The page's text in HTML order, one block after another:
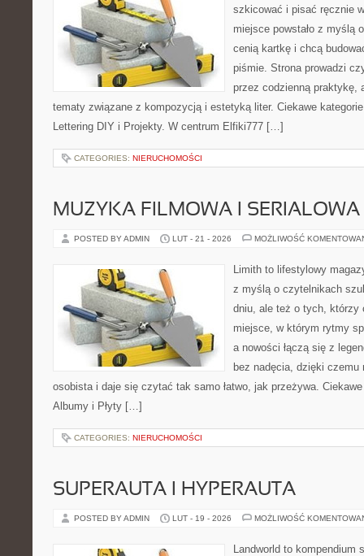
szkicować i pisać ręcznie
miejsce powstało z myślą
cenią kartkę i chcą
piśmie. Strona prowadzi
przez codzienną praktykę,
tematy związane z kompozycją i estetyką liter. Ciekawe
Lettering DIY i Projekty. W centrum Elfiki777 […]
CATEGORIES: NIERUCHOMOŚCI
MUZYKA FILMOWA I SERIALOWA
POSTED BY ADMIN LUT - 21 - 2026 MOŻLIWOŚĆ
Limith to lifestylowy
z myślą o czytelnikach
dniu, ale też o tych, którzy
miejsce, w którym rytmy
a nowości łączą się z
bez nadęcia, dzięki
osobista i daje się czytać tak samo łatwo, jak przeżywa.
Albumy i Płyty […]
CATEGORIES: NIERUCHOMOŚCI
SUPERAUTA I HYPERAUTA
POSTED BY ADMIN LUT - 19 - 2026 MOŻLIWOŚĆ
Landworld to kompendium